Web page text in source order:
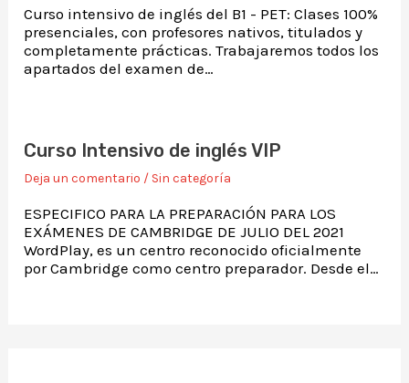
Curso intensivo de inglés del B1 - PET: Clases 100%
presenciales, con profesores nativos, titulados y
completamente prácticas. Trabajaremos todos los
apartados del examen de…
Curso Intensivo de inglés VIP
Deja un comentario / Sin categoría
ESPECIFICO PARA LA PREPARACIÓN PARA LOS
EXÁMENES DE CAMBRIDGE DE JULIO DEL 2021
WordPlay, es un centro reconocido oficialmente
por Cambridge como centro preparador. Desde el…